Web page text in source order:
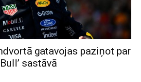
gatavojas paziņot par
sastāvā